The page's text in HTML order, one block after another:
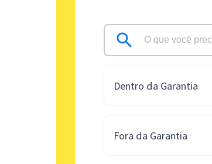
Dentro da Garantia
Fora da Garantia